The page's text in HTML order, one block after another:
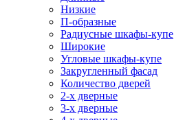
Низкие
П-образные
Радиусные шкафы-купе
Широкие
Угловые шкафы-купе
Закругленный фасад
Количество дверей
2-х дверные
3-х дверные